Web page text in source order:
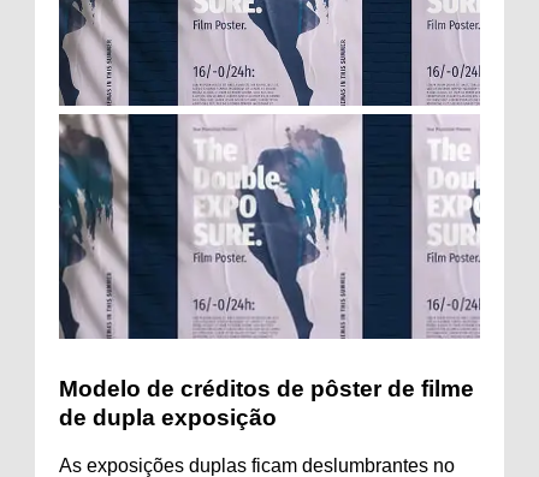
Modelo de créditos de pôster de filme
de dupla exposição
As exposições duplas ficam deslumbrantes no